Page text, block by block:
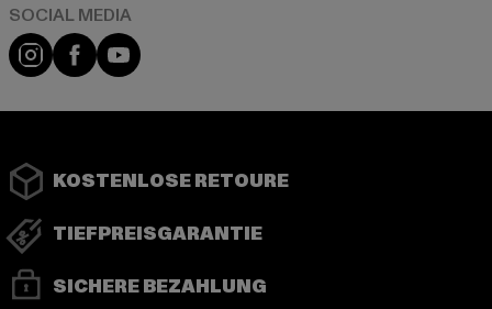
Instagram
FacebookYouTube
KOSTENLOSE RETOURE
TIEFPREISGARANTIE
SICHERE BEZAHLUNG